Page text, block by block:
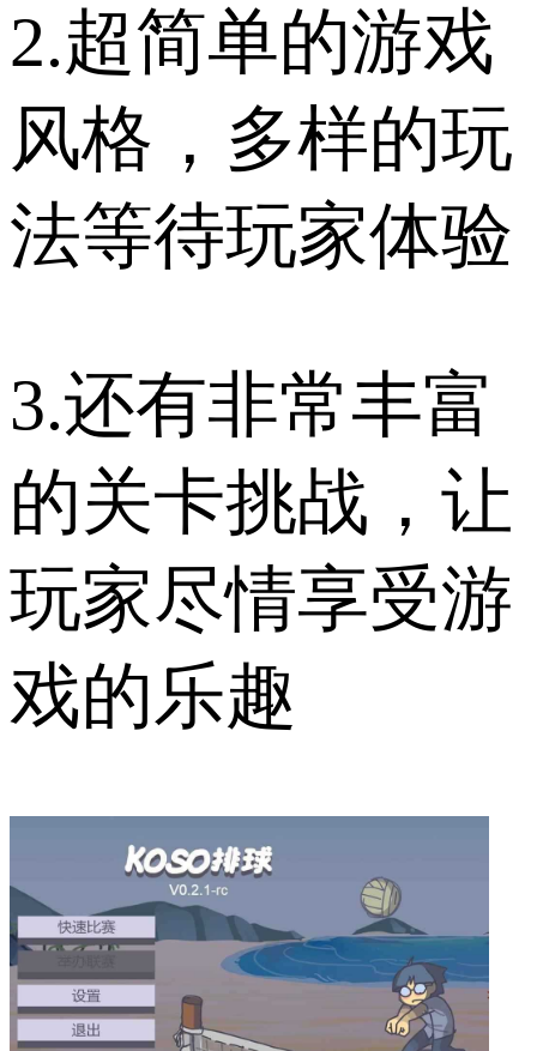
2.超简单的游戏
风格，多样的玩
法等待玩家体验
3.还有非常丰富
的关卡挑战，让
玩家尽情享受游
戏的乐趣